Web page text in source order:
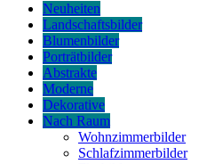
Neuheiten
Landschaftsbilder
Blumenbilder
Porträtbilder
Abstrakte
Moderne
Dekorative
Nach Raum
Wohnzimmerbilder
Schlafzimmerbilder